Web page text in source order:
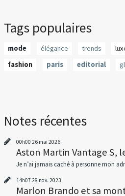
Tags populaires
mode élégance trends
fashion
paris editorial
Notes récentes
00h00 26 mai 2026
Aston Martin Vantage S,
Je n’ai jamais caché à personne mon
14h07 28 nov. 2023
Marlon Brando et sa